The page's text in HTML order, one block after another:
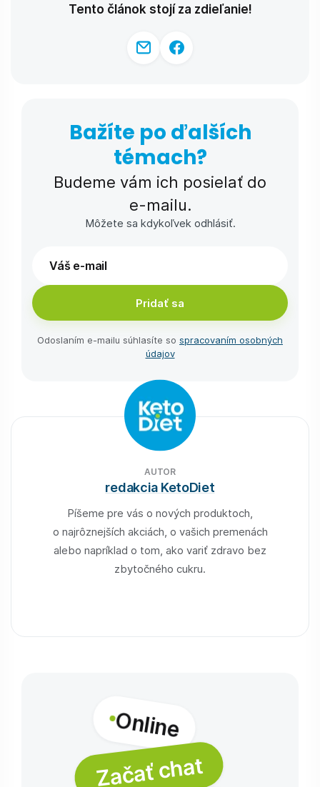
Tento článok stojí za zdieľanie!
Bažíte po ďalších
témach?
Budeme vám ich posielať do
e-⁠mailu.
Môžete sa kdykoľvek odhlásiť.
Pridať sa
Odoslaním e-⁠mailu súhlasíte so spracovaním osobných
údajov
AUTOR
redakcia KetoDiet
Píšeme pre vás o nových produktoch,
o najrôznejších akciách, o vašich premenách
alebo napríklad o tom, ako variť zdravo bez
zbytočného cukru.
Online
Začať chat